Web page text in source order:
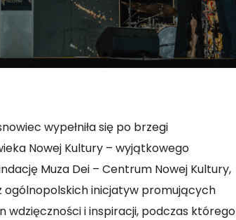
wypełniła się po brzegi
Nowej Kultury – wyjątkowego
Muza Dei – Centrum Nowej Kultury,
ogólnopolskich inicjatyw promujących
wdzięczności i inspiracji, podczas którego